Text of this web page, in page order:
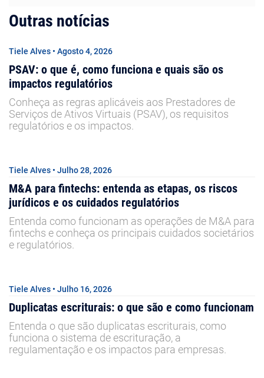
Outras notícias
Tiele Alves • Agosto 4, 2026
PSAV: o que é, como funciona e quais são os
impactos regulatórios
Conheça as regras aplicáveis aos Prestadores de
Serviços de Ativos Virtuais (PSAV), os requisitos
regulatórios e os impactos.
Tiele Alves • Julho 28, 2026
M&A para fintechs: entenda as etapas, os riscos
jurídicos e os cuidados regulatórios
Entenda como funcionam as operações de M&A para
fintechs e conheça os principais cuidados societários
e regulatórios.
Tiele Alves • Julho 16, 2026
Duplicatas escriturais: o que são e como funcionam
Entenda o que são duplicatas escriturais, como
funciona o sistema de escrituração, a
regulamentação e os impactos para empresas.